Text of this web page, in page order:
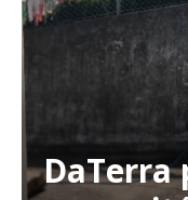
DaTerra